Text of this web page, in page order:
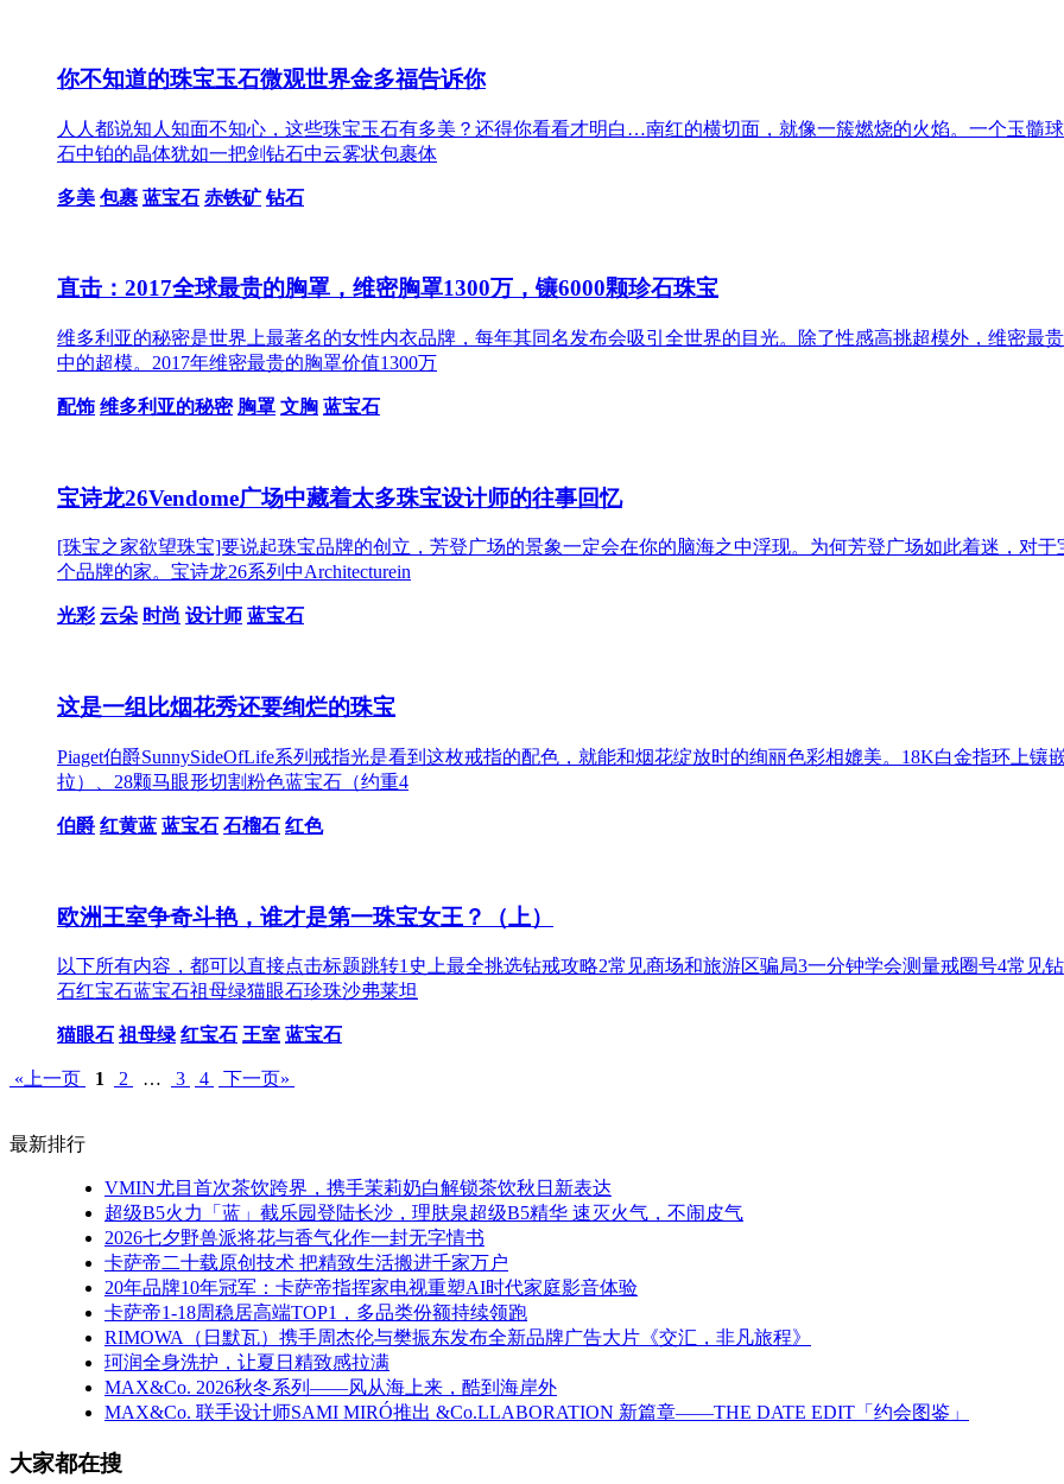
你不知道的珠宝玉石微观世界金多福告诉你
人人都说知人知面不知心，这些珠宝玉石有多美？还得你看看才明白…南红的横切面，就像一簇燃烧的火焰。一个玉髓
石中铂的晶体犹如一把剑钻石中云雾状包裹体
多美 包裹 蓝宝石 赤铁矿 钻石
直击：2017全球最贵的胸罩，维密胸罩1300万，镶6000颗珍石珠宝
维多利亚的秘密是世界上最著名的女性内衣品牌，每年其同名发布会吸引全世界的目光。除了性感高挑超模外，维密最
中的超模。2017年维密最贵的胸罩价值1300万
配饰 维多利亚的秘密 胸罩 文胸 蓝宝石
宝诗龙26Vendome广场中藏着太多珠宝设计师的往事回忆
[珠宝之家欲望珠宝]要说起珠宝品牌的创立，芳登广场的景象一定会在你的脑海之中浮现。为何芳登广场如此着迷，对
个品牌的家。宝诗龙26系列中Architecturein
光彩 云朵 时尚 设计师 蓝宝石
这是一组比烟花秀还要绚烂的珠宝
Piaget伯爵SunnySideOfLife系列戒指光是看到这枚戒指的配色，就能和烟花绽放时的绚丽色彩相媲美。18K白金指环上
拉）、28颗马眼形切割粉色蓝宝石（约重4
伯爵 红黄蓝 蓝宝石 石榴石 红色
欧洲王室争奇斗艳，谁才是第一珠宝女王？（上）
以下所有内容，都可以直接点击标题跳转1史上最全挑选钻戒攻略2常见商场和旅游区骗局3一分钟学会测量戒圈号4常见
石红宝石蓝宝石祖母绿猫眼石珍珠沙弗莱坦
猫眼石 祖母绿 红宝石 王室 蓝宝石
«上一页 1 2 … 3 4 下一页»
最新排行
VMIN尤目首次茶饮跨界，携手茉莉奶白解锁茶饮秋日新表达
超级B5火力「蓝」截乐园登陆长沙，理肤泉超级B5精华 速灭火气，不闹皮气
2026七夕野兽派将花与香气化作一封无字情书
卡萨帝二十载原创技术 把精致生活搬进千家万户
20年品牌10年冠军：卡萨帝指挥家电视重塑AI时代家庭影音体验
卡萨帝1-18周稳居高端TOP1，多品类份额持续领跑
RIMOWA（日默瓦）携手周杰伦与樊振东发布全新品牌广告大片《交汇，非凡旅程》
珂润全身洗护，让夏日精致感拉满
MAX&Co. 2026秋冬系列——风从海上来，酷到海岸外
MAX&Co. 联手设计师SAMI MIRÓ推出 &Co.LLABORATION 新篇章——THE DATE EDIT「约会图鉴」
大家都在搜